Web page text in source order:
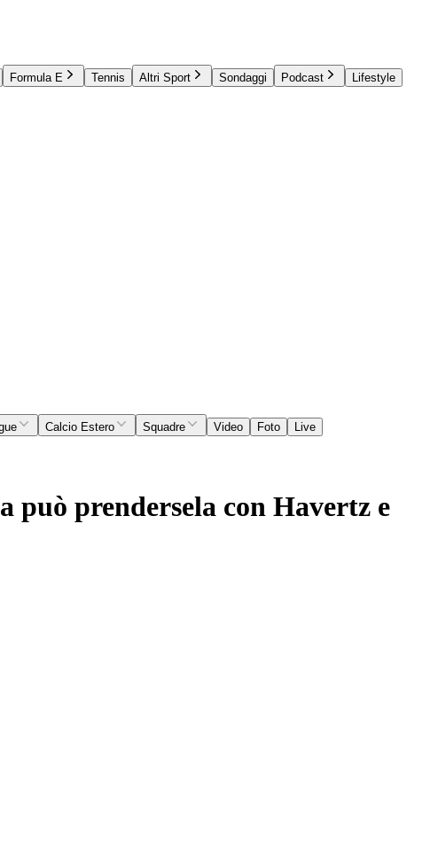
Formula E Tennis Altri Sport Sondaggi Podcast
Lifestyle
Calcio Estero Squadre Video Foto
Live
può prendersela con Havertz e